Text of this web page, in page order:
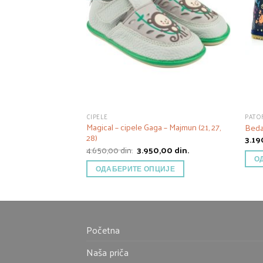
CIPELE
Magical – cipele Gaga – Majmun (21, 27,
28)
4.650,00din. Оригинална
цена
је
била:
4.650,00 din..
3.950,00din.Тренутна
цена
ОДАБЕРИТЕ ОПЦИЈЕ
Početna
Naša priča